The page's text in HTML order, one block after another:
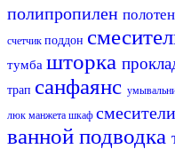
полипропилен
счетчик поддон
тумба шторка
трап санфаянс
люк манжета шкаф
ванной подводка